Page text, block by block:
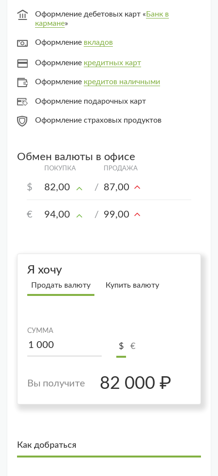
Оформление дебетовых карт « Банк в
кармане»
Оформление вкладов
Оформление кредитных карт
Оформление кредитов наличными
Оформление подарочных карт
Оформление страховых продуктов
Обмен валюты в офисе
$ 82,00 / 87,00
€ 94,00 / 99,00
Я хочу
Продать валюту Купить валюту
СУММА
$ €
Вы получите 82 000 ₽
Как добраться